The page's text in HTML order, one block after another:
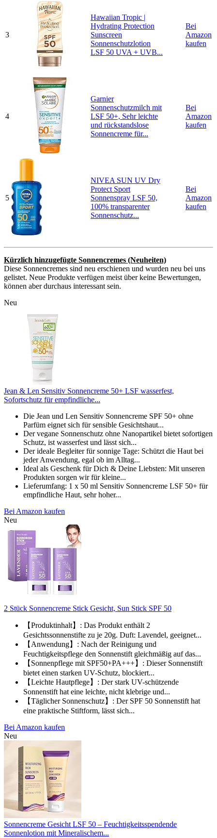
3
Hawaiian Tropic |
Hydrating Protection
Sunscreen
Sonnenschutzlotion
LSF 50 UVA + UVB...
Bei
Amazon
kaufen
4
Garnier
Sonnenschutzmilch mit
LSF 50+, Sehr leichte
und rückstandslose
Sonnencreme für...
Bei
Amazon
kaufen
5
NIVEA SUN UV Dry
Protect Sport
Sonnenspray LSF 50,
100% transparenter
Sonnenschutz...
Bei
Amazon
kaufen
Kürzlich hinzugefügte Sonnencremes (Neuheiten)
Diese Sonnencremes sind neu erschienen und wurden neu bei uns
gelistet. Neue Produkte verfügen meist über keine Bewertungen,
können aber durchaus interessant sein.
Neu
Jean & Len Sensitiv Sonnencreme 50+ LSF wasserfest,
Sofortschutz für empfindliche...
Die Jean und Len Sensitiv Sonnencreme SPF 50+ ohne
Parfüm eignet sich für sensible Gesichtshaut...
Der vegane Sonnenschutz ohne Nanopartikel bietet sofortigen
Schutz, ist wasserfest und lässt sich...
Der ideale Begleiter für sonnige Tage: Schützt die Haut bei
jeder Anwendung, egal ob im Alltag...
Ideal als Geschenk für Dich & Deine Liebsten: Mit unseren
Produkten sorgen wir für kleine...
Lieferumfang: 1 x 50 ml Sensitiv Sonnencreme LSF 50+ für
empfindliche Haut, sehr hoher...
Bei Amazon kaufen
Neu
2 Stück Sonnencreme Stick Gesicht, Sun Stick SPF 50
【Produktinhalt】: Das Produkt enthält 2
Gesichtssonnenstifte zu je 20g. Duft: Lavendel, geeignet...
【Anwendung】: Nach der Reinigung und
Feuchtigkeitspflege den Sonnenstift gleichmäßig auf das...
【Sonnenpflege mit SPF50+PA+++】: Dieser Sonnenstift
bietet einen starken UV-Schutz, blockiert...
【Leichte Hautpflege】: Der stark UV-schützende
Sonnenstift hat eine leichte, nicht klebrige und...
【Täglicher Sonnenschutz】: Der SPF 50 Sonnenstift hat
eine praktische Stiftform, lässt sich...
Bei Amazon kaufen
Neu
Sonnencreme Gesicht LSF 50 – Feuchtigkeitsspendende
Sonnenlotion mit Mineralischem...